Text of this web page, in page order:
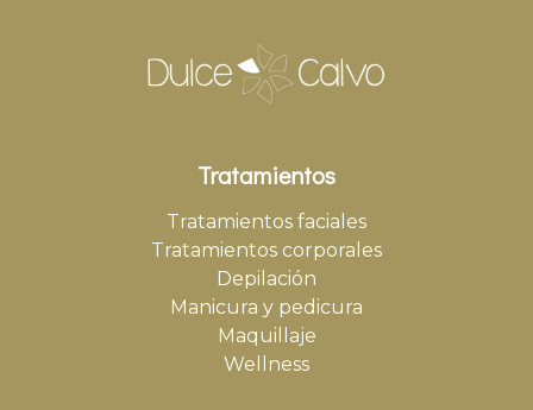
Tratamientos
Tratamientos faciales
Tratamientos corporales
Depilación
Manicura y pedicura
Maquillaje
Wellness